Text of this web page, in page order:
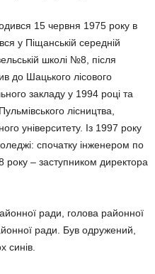
15 червня 1975 року в
у Піщанській середній
школі №8, після
до Шацького лісового
закладу у 1994 році та
лісництва,
університету. Із 1997 року
спочатку інженером по
року – заступником директора
ради, голова районної
ради. Був одружений,
синів.